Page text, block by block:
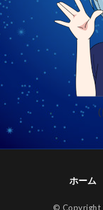
ホーム
© Copyright